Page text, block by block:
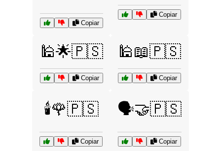
Copiar
Copiar
🕌🌟🇵🇸
Copiar
🕌📖🇵🇸
Copiar
🕯️🌹🇵🇸
Copiar
🗣️🤝🇵🇸
Copiar